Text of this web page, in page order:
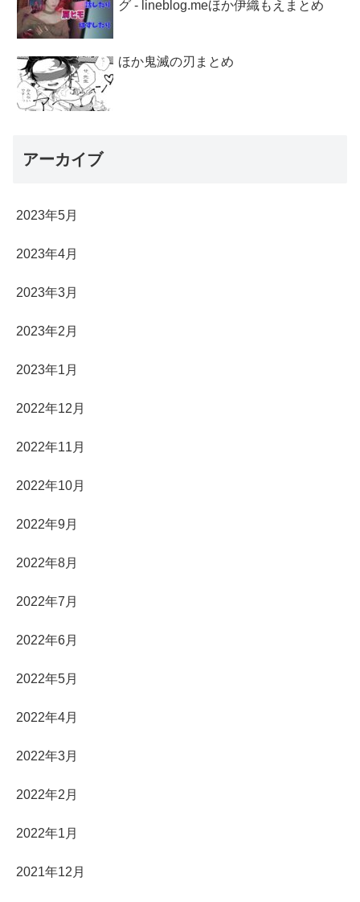
グ - lineblog.meほか伊織もえまとめ
ほか鬼滅の刃まとめ
アーカイブ
2023年5月
2023年4月
2023年3月
2023年2月
2023年1月
2022年12月
2022年11月
2022年10月
2022年9月
2022年8月
2022年7月
2022年6月
2022年5月
2022年4月
2022年3月
2022年2月
2022年1月
2021年12月